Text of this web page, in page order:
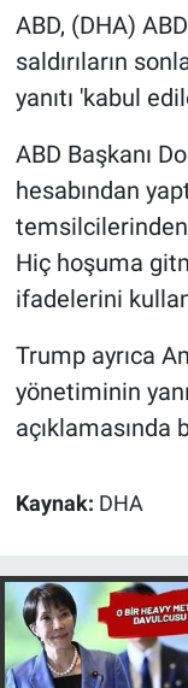
ABD, (DHA)
saldırıların
yanıtı 'kabul
ABD Başkanı
hesabından
temsilcilerinden
Hiç hoşuma
ifadelerini
Trump ayrıca
yönetiminin
açıklamasında
Kaynak: DHA
Gündem
Haber
İlan
Kimdir
Koronavirüs
Kültür Sanat
Popüler
Programlar